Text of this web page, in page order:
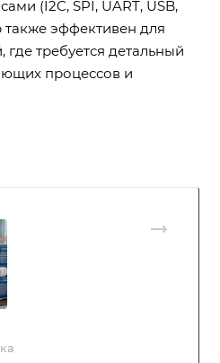
(I2C, SPI, UART, USB,
эффективен для
требуется детальный
процессов и